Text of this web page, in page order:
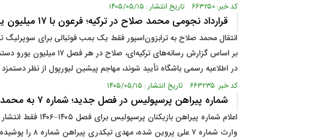
کد خبر: ۶۶۳۲۵۰ تاریخ انتشار : ۱۴۰۵/۰۵/۱۵
قرارداد نجومی محمد صلاح در ترکیه؛ فرعون با ۱۷ میلیون یورو رکورد اوسیمن را شکست؟
انتقال محمد صلاح به ترابزون‌اسپور فقط یک بمب فوتبالی برای سوپرلیگ
بر اساس گزارش
در اطلاعیه رسمی باشگاه تأیید شوند، مهاجم پیشین لیورپول از نظر
کد خبر: ۶۶۳۲۳۵ تاریخ انتشار : ۱۴۰۵/۰۵/۱۵
شماره پیراهن پرسپولیس در فصل جدید؛ شماره ۷ به محمد عمری رسید، راز شماره ۲ و تناقض عجیب شماره ۱۴
اعلام شماره
وارث شماره ۷ علی پروین شده، مهدی تیکدری پیراهن شماره ۸ را پوشیده و محمدمهدی محبی با شماره ۱۰ وارد فصل تازه می‌شود؛ در مقابل، شماره ۲ پس از جدایی امید عالیشاه همچنان بدون صاحب مانده است.